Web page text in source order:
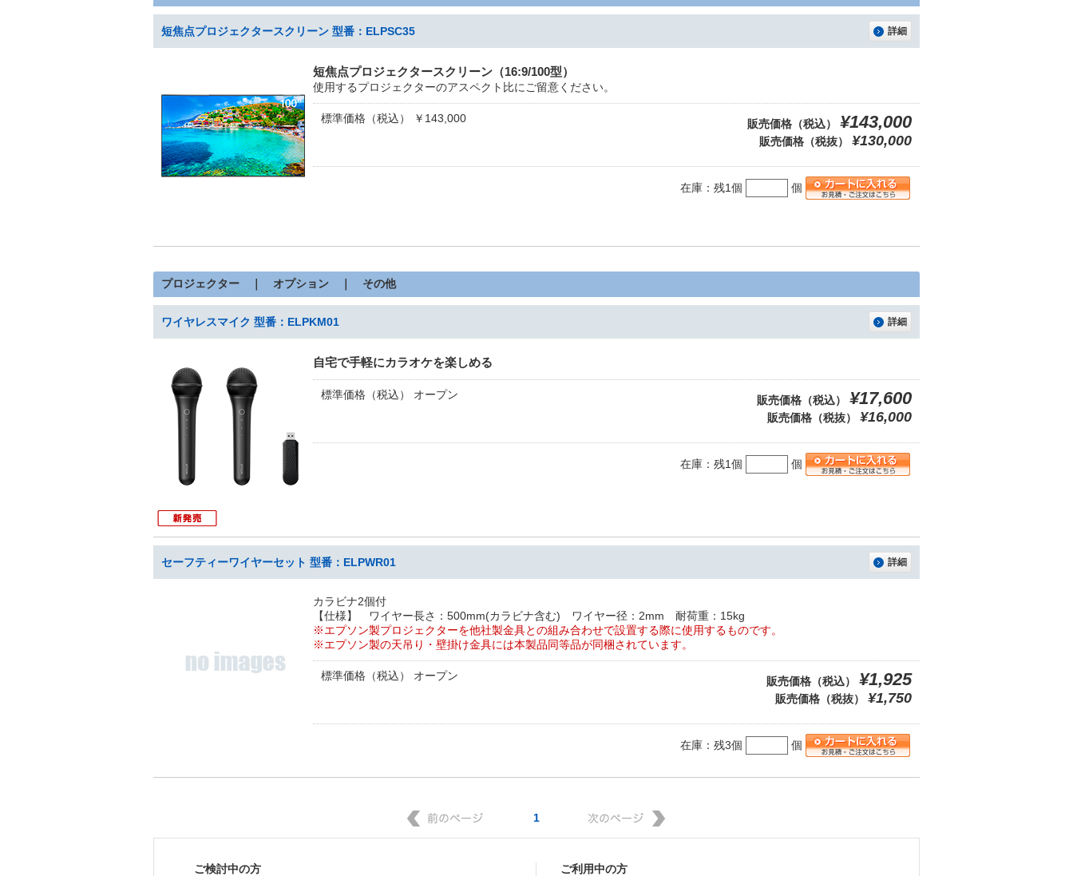
短焦点プロジェクタースクリーン 型番：ELPSC35 詳細
短焦点プロジェクタースクリーン（16:9/100型）
使用するプロジェクターのアスペクト比にご留意ください。
標準価格（税込） ￥143,000 販売価格（税込） ¥143,000
販売価格（税抜） ¥130,000
在庫：残1個 個
プロジェクター ｜ オプション ｜ その他
ワイヤレスマイク 型番：ELPKM01 詳細
自宅で手軽にカラオケを楽しめる
標準価格（税込） オープン 販売価格（税込） ¥17,600
販売価格（税抜） ¥16,000
在庫：残1個 個
セーフティーワイヤーセット 型番：ELPWR01 詳細
カラビナ2個付
【仕様】 ワイヤー長さ：500mm(カラビナ含む) ワイヤー径：2mm 耐荷重：15kg
※エプソン製プロジェクターを他社製金具との組み合わせで設置する際に使用するものです。
※エプソン製の天吊り・壁掛け金具には本製品同等品が同梱されています。
標準価格（税込） オープン 販売価格（税込） ¥1,925
販売価格（税抜） ¥1,750
在庫：残3個 個
1
ご検討中の方 ご利用中の方